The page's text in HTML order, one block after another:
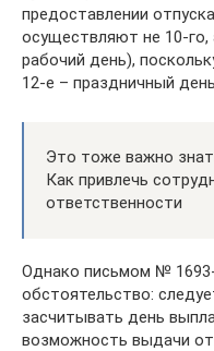
предоставлении
осуществляют не 10-
рабочий день),
12-е – праздничный
Это тоже важно
Как привлечь
ответственности
Однако письмом №
обстоятельство:
засчитывать день
возможность выдачи